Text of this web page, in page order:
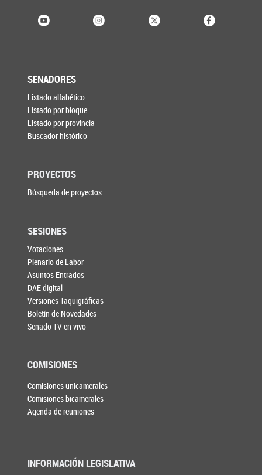
SENADORES
Listado alfabético
Listado por bloque
Listado por provincia
Buscador histórico
PROYECTOS
Búsqueda de proyectos
SESIONES
Votaciones
Plenario de Labor
Asuntos Entrados
DAE digital
Versiones Taquigráficas
Boletín de Novedades
Senado TV en vivo
COMISIONES
Comisiones unicamerales
Comisiones bicamerales
Agenda de reuniones
INFORMACIÓN LEGISLATIVA